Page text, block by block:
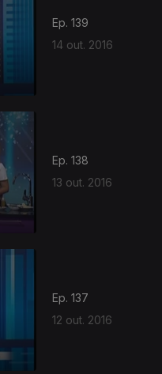
Ep. 139
14 out. 2016
Ep. 138
13 out. 2016
Ep. 137
12 out. 2016